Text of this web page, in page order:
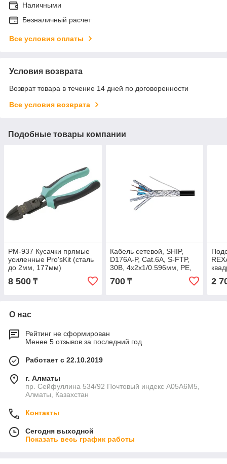
Наличными
Безналичный расчет
Все условия оплаты
Условия возврата
Возврат товара в течение 14 дней по договоренности
Все условия возврата
Подобные товары компании
PM-937 Кусачки прямые
усиленные Pro'sKit (сталь
до 2мм, 177мм)
8 500 ₸
Кабель сетевой, SHIP,
D176A-P, Cat.6A, S-FTP,
30В, 4x2x1/0.596мм, PE,
305 м в катушке (Двойной
экран
700₸ 2
О нас
Рейтинг не сформирован
Менее 5 отзывов за последний год
Работает с 22.10.2019
г. Алматы
пр. Сейфуллина 534/92 Почтовый индекс A05A6M5,
Алматы, Казахстан
Контакты
Сегодня выходной
Показать весь график работы